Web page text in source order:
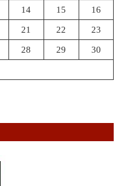
14 15 16
21 22 23
28 29 30